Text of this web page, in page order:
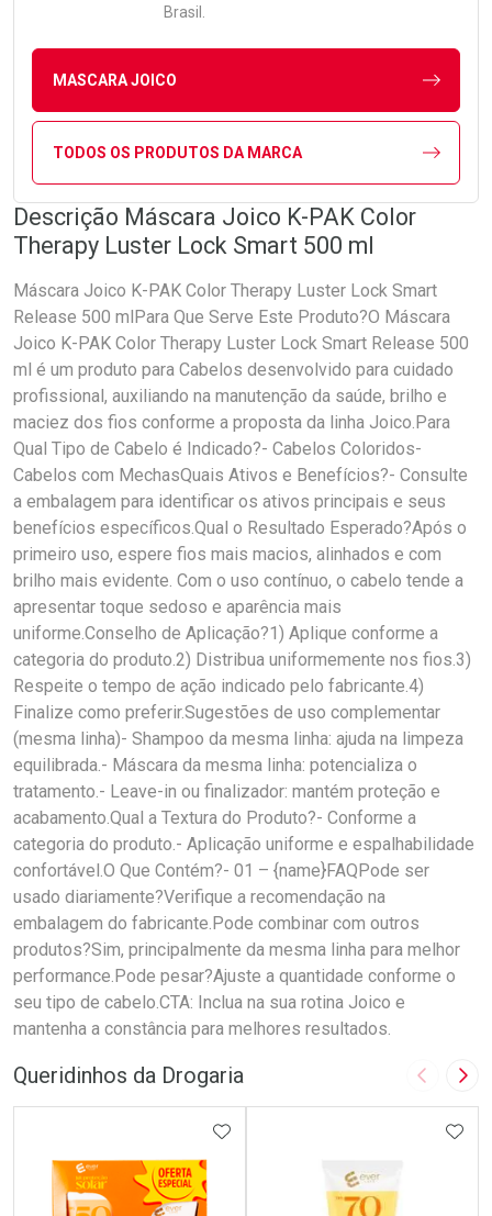
Brasil.
MASCARA JOICO
TODOS OS PRODUTOS DA MARCA
Descrição Máscara Joico K-PAK Color
Therapy Luster Lock Smart 500 ml
Máscara Joico K-PAK Color Therapy Luster Lock Smart
Release 500 mlPara Que Serve Este Produto?O Máscara
Joico K-PAK Color Therapy Luster Lock Smart Release 500
ml é um produto para Cabelos desenvolvido para cuidado
profissional, auxiliando na manutenção da saúde, brilho e
maciez dos fios conforme a proposta da linha Joico.Para
Qual Tipo de Cabelo é Indicado?- Cabelos Coloridos-
Cabelos com MechasQuais Ativos e Benefícios?- Consulte
a embalagem para identificar os ativos principais e seus
benefícios específicos.Qual o Resultado Esperado?Após o
primeiro uso, espere fios mais macios, alinhados e com
brilho mais evidente. Com o uso contínuo, o cabelo tende a
apresentar toque sedoso e aparência mais
uniforme.Conselho de Aplicação?1) Aplique conforme a
categoria do produto.2) Distribua uniformemente nos fios.3)
Respeite o tempo de ação indicado pelo fabricante.4)
Finalize como preferir.Sugestões de uso complementar
(mesma linha)- Shampoo da mesma linha: ajuda na limpeza
equilibrada.- Máscara da mesma linha: potencializa o
tratamento.- Leave-in ou finalizador: mantém proteção e
acabamento.Qual a Textura do Produto?- Conforme a
categoria do produto.- Aplicação uniforme e espalhabilidade
confortável.O Que Contém?- 01 – {name}FAQPode ser
usado diariamente?Verifique a recomendação na
embalagem do fabricante.Pode combinar com outros
produtos?Sim, principalmente da mesma linha para melhor
performance.Pode pesar?Ajuste a quantidade conforme o
seu tipo de cabelo.CTA: Inclua na sua rotina Joico e
mantenha a constância para melhores resultados.
Queridinhos da Drogaria Imagem
ADICIONAR AOS FAVORITOS